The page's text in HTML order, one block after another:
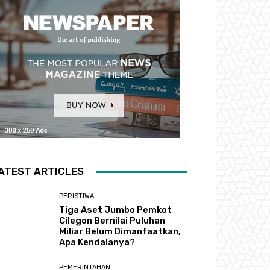
ARTICLES
PERISTIWA
Tiga Aset Jumbo Pemkot
Cilegon Bernilai Puluhan
Miliar Belum Dimanfaatkan,
Apa Kendalanya?
PEMERINTAHAN